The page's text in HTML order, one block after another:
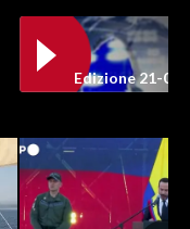
Edizione 21-05-